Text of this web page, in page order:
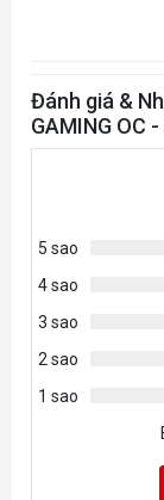
Loại Bộ Nhớ
Thư Viện Đồ
HDMI
Số Màn Hình Hỗ
Đánh giá &
GAMING OC -
5 sao
4 sao
3 sao
2 sao
1 sao